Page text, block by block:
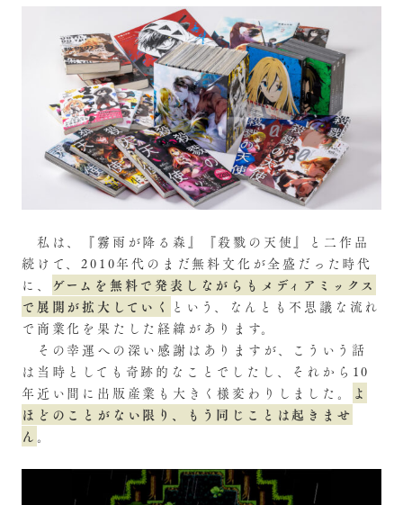
私は、『霧雨が降る森』『殺戮の天使』と二作品
続けて、2010年代のまだ無料文化が全盛だった時代
に、 ゲームを無料で発表しながらもメディアミックス
で展開が拡大していく という、なんとも不思議な流れ
で商業化を果たした経緯があります。
その幸運への深い感謝はありますが、こういう話
は当時としても奇跡的なことでしたし、それから10
年近い間に出版産業も大きく様変わりしました。
よ
ほどのことがない限り、もう同じことは起きませ
ん。